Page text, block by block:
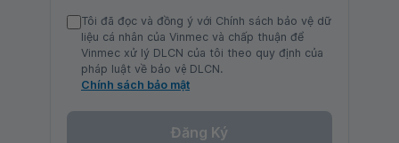
Tôi đã đọc và đồng ý với Chính sách bảo vệ dữ
liệu cá nhân của Vinmec và chấp thuận để
Vinmec xử lý DLCN của tôi theo quy định của
pháp luật về bảo vệ DLCN.
Chính sách bảo mật
Đăng Ký